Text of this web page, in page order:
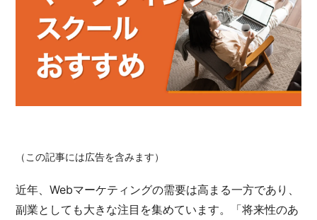
（この記事には広告を含みます）
近年、Webマーケティングの需要は高まる一方であり、
副業としても大きな注目を集めています。「将来性のあ